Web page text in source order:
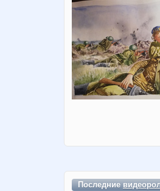
Последние